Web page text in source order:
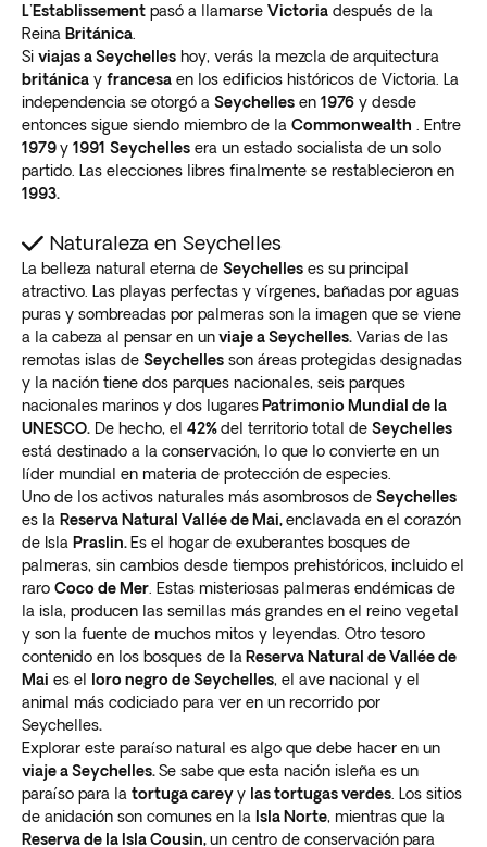
L'Establissement pasó a llamarse Victoria después de la
Reina Británica
Si viajas a Seychelles hoy, verás la mezcla de arquitectura
británica y francesa en los edificios históricos de Victoria. La
independencia se otorgó a Seychelles en 1976 y desde
entonces sigue siendo miembro de la Commonwealth . Entre
1979y 1991 Seychelles era un estado socialista de un solo
partido. Las elecciones libres finalmente se restablecieron en
1993.
Naturaleza en Seychelles
La belleza natural eterna de Seychelles es su principal
atractivo. Las playas perfectas y vírgenes, bañadas por aguas
puras y sombreadas por palmeras son la imagen que se viene
a la cabeza al pensar en unviaje a Seychelles. Varias de las
remotas islas de Seychelles son áreas protegidas designadas
y la nación tiene dos parques nacionales, seis parques
nacionales marinos y dos lugares Patrimonio Mundial de la
UNESCO. De hecho, el 42%del territorio total de Seychelles
está destinado a la conservación, lo que lo convierte en un
líder mundial en materia de protección de especies.
Uno de los activos naturales más asombrosos de Seychelles
es la Reserva Natural Vallée de Mai,enclavada en el corazón
de Isla Praslin. Es el hogar de exuberantes bosques de
palmeras, sin cambios desde tiempos prehistóricos, incluido el
raro Coco de Mer . Estas misteriosas palmeras endémicas de
la isla, producen las semillas más grandes en el reino vegetal
y son la fuente de muchos mitos y leyendas. Otro tesoro
contenido en los bosques de la Reserva Natural de Vallée de
Mai es el loro negro de Seychelles, el ave nacional y el
animal más codiciado para ver en un recorrido por
Seychelles.
Explorar este paraíso natural es algo que debe hacer en un
viaje a Seychelles.Se sabe que esta nación isleña es un
paraíso para la tortuga careyy las tortugas verdes . Los sitios
de anidación son comunes en la Isla Norte, mientras que la
Reserva de la Isla Cousin,un centro de conservación para